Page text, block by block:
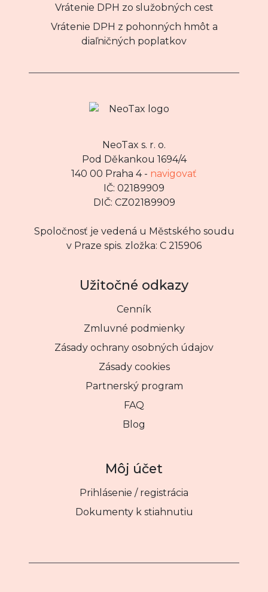
Vrátenie DPH zo služobných cest
Vrátenie DPH z pohonných hmôt a
diaľničných poplatkov
NeoTax s. r. o.
Pod Děkankou 1694/4
140 00 Praha 4 - navigovať
IČ: 02189909
DIČ: CZ02189909
Spoločnosť je vedená u Městského soudu
v Praze spis. zložka: C 215906
Užitočné odkazy
Cenník
Zmluvné podmienky
Zásady ochrany osobných údajov
Zásady cookies
Partnerský program
FAQ
Blog
Môj účet
Prihlásenie / registrácia
Dokumenty k stiahnutiu